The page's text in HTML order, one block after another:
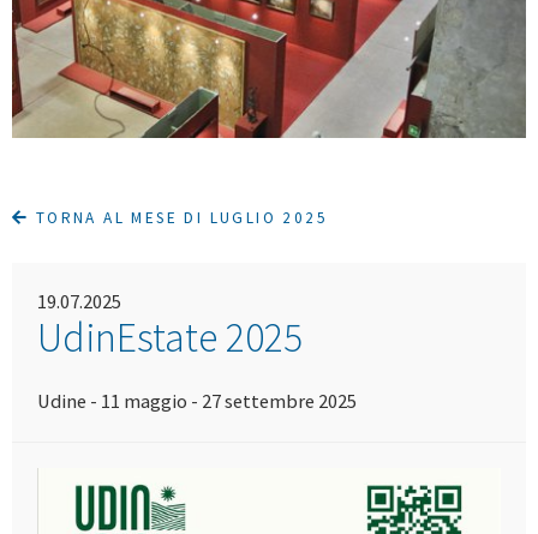
TORNA AL MESE DI LUGLIO 2025
19.07.2025
UdinEstate 2025
Udine - 11 maggio - 27 settembre 2025